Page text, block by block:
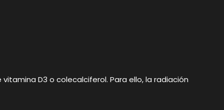
D3 o colecalciferol. Para ello, la radiación